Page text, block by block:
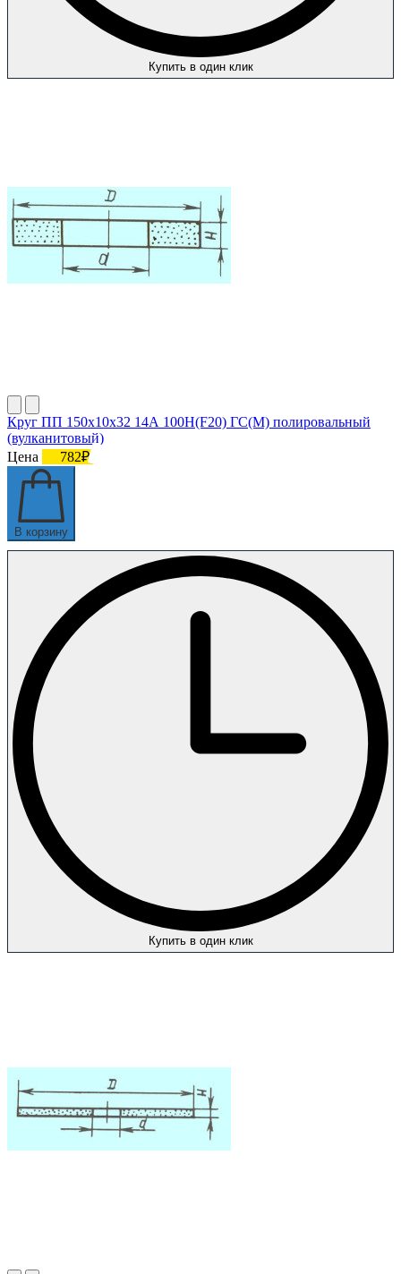
Купить в один клик
Круг ПП 150х10х32 14А 100Н(F20) ГС(M) полировальный
(вулканитовый)
Цена
782₽
В корзину
Купить в один клик